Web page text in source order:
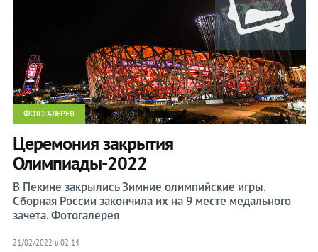
ФОТОГАЛЕРЕЯ
Церемония закрытия
Олимпиады-2022
В Пекине закрылись Зимние олимпийские игры.
Сборная России закончила их на 9 месте медального
зачета. Фотогалерея
21/02/2022 в 02:14